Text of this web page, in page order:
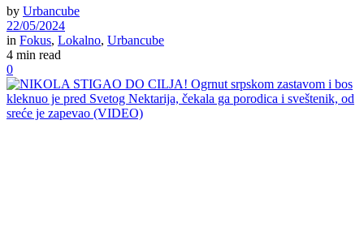
by Urbancube
22/05/2024
in Fokus, Lokalno, Urbancube
4 min read
0